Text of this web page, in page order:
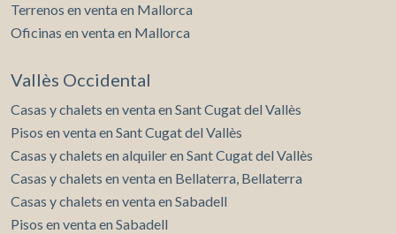
Terrenos en venta en Mallorca
Oficinas en venta en Mallorca
Vallès Occidental
Casas y chalets en venta en Sant Cugat del Vallès
Pisos en venta en Sant Cugat del Vallès
Casas y chalets en alquiler en Sant Cugat del Vallès
Casas y chalets en venta en Bellaterra, Bellaterra
Casas y chalets en venta en Sabadell
Pisos en venta en Sabadell